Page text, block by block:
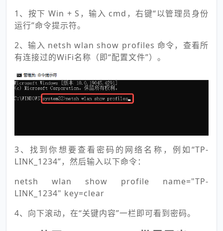
1、按下 Win + S，输入 cmd，右键“以管理员身份
运行”命令提示符。
2、输入 netsh wlan show profiles 命令，查看所
有连接过的WiFi名称（即“配置文件”）。
3、找到你想要查看密码的网络名称，例如“TP-
LINK_1234”，然后输入以下命令：
netsh wlan show profile name="TP-
LINK_1234" key=clear
4、向下滚动，在“关键内容”一栏即可看到密码。